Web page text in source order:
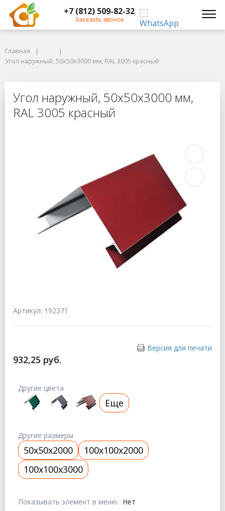
+7 (812) 509-82-32
Заказать звонок
Угол наружный, 50x50x3000 мм, RAL 3005 красный
Угол наружный, 50x50x3000 мм,
Главная
Угол наружный, 50x50x3000 мм, RAL 3005 красный
Угол наружный, 50x50x3000 мм,
RAL 3005 красный
Артикул: 192371
Версия для печати
932,25 руб.
Показывать элемент в меню: Нет
Другие цвета
Еще
Другие размеры
50x50x2000
100x100x2000
100x100x3000